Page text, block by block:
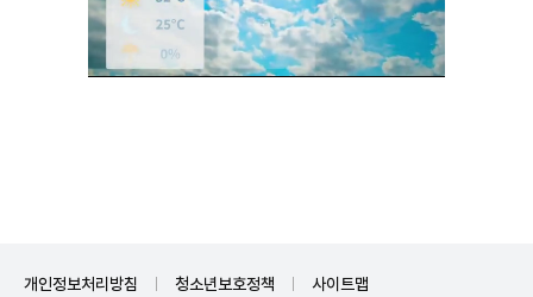
개인정보처리방침 청소년보호정책 사이트맵